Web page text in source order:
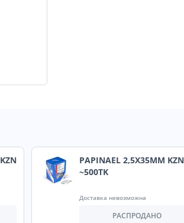
PAPINAEL 2,5X35MM KZN
~500TK
Доставка невозможна
РАСПРОДАНО